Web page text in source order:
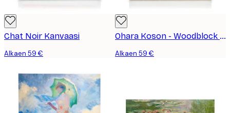
Chat Noir Kanvaasi
Alkaen 59 €
Ohara Koson - Woodblock Print Kanvaasi
Alkaen 59 €